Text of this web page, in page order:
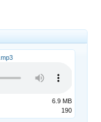
6.9 MB
190